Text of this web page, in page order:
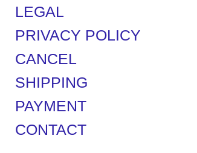
LEGAL
PRIVACY POLICY
CANCEL
SHIPPING
PAYMENT
CONTACT